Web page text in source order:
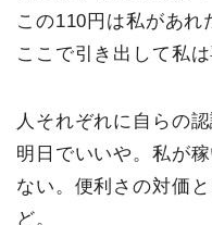
この110円は私があれ
ここで引き出して私
人それぞれに自らの
明日でいいや。私が
ない。便利さの対価
ど。